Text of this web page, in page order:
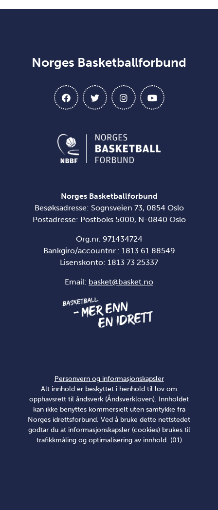
Norges Basketballforbund
Norges Basketballforbund
Besøksadresse: Sognsveien 73, 0854 Oslo
Postadresse: Postboks 5000, N-0840 Oslo
Org.nr. 971434724
Bankgiro/accountnr.: 1813 61 88549
Lisenskonto: 1813 73 25337
Email: basket@basket.no
Personvern og informasjonskapsler
Alt innhold er beskyttet i henhold til lov om
opphavsrett til åndsverk (Åndsverkloven). Innholdet
kan ikke benyttes kommersielt uten samtykke fra
Norges idrettsforbund. Ved å bruke dette nettstedet
godtar du at informasjonskapsler (cookies) brukes til
trafikkmåling og optimalisering av innhold. (01)